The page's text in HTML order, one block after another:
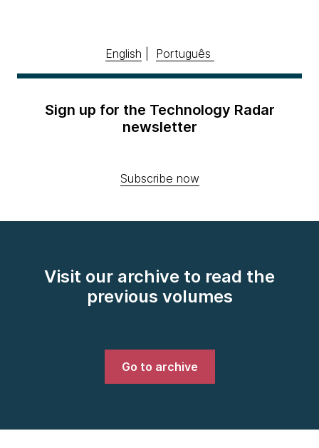
English Português
Sign up for the Technology Radar
newsletter
Subscribe now
Visit our archive to read the
previous volumes
Go to archive